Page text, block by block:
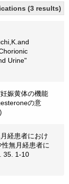
(3 results)
Urine"
娠黄体の機能
の意
経患者におけ
無月経患者に
35. 1-10